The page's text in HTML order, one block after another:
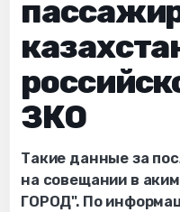
ЗКО
Такие данные за
на совещании в
ГОРОД". По